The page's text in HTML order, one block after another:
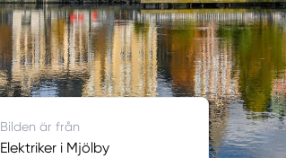
Bilden är från
Elektriker i Mjölby